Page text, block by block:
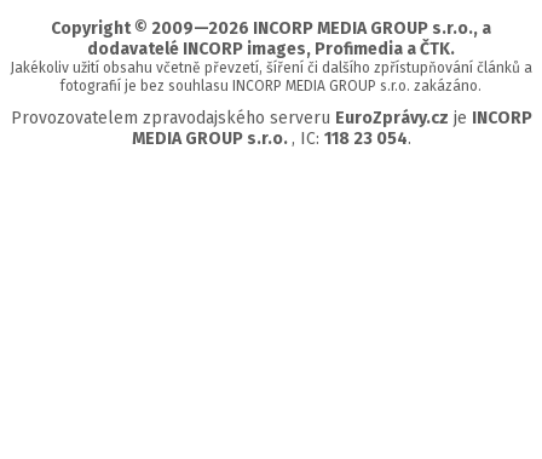
Copyright © 2009—2026 INCORP MEDIA GROUP s.r.o., a
dodavatelé INCORP images, Profimedia a ČTK.
Jakékoliv užití obsahu včetně převzetí, šíření či dalšího zpřístupňování článků a
fotografií je bez souhlasu INCORP MEDIA GROUP s.r.o. zakázáno.
Provozovatelem zpravodajského serveru EuroZprávy.cz je INCORP
MEDIA GROUP s.r.o. , IC: 118 23 054.